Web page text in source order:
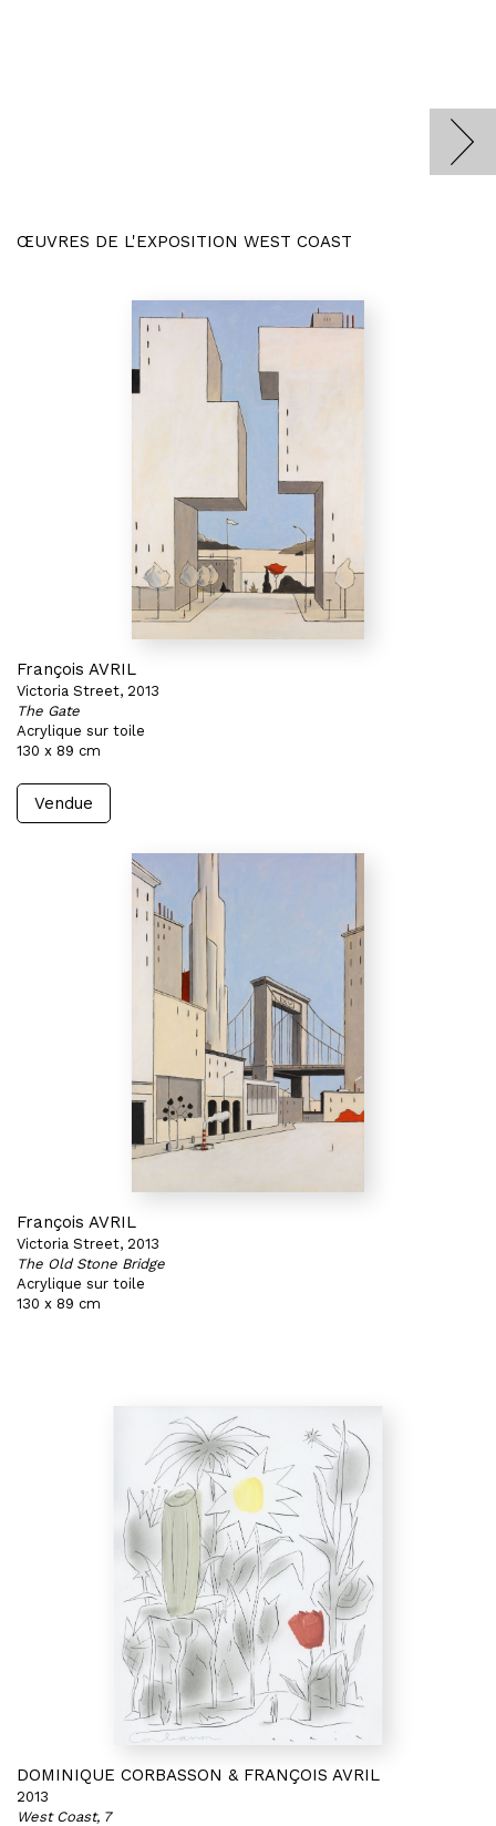
ŒUVRES DE L'EXPOSITION WEST COAST
François AVRIL
Victoria Street, 2013
The Gate
Acrylique sur toile
130 x 89 cm
Vendue
François AVRIL
Victoria Street, 2013
The Old Stone Bridge
Acrylique sur toile
130 x 89 cm
DOMINIQUE CORBASSON & FRANÇOIS AVRIL
2013
West Coast, 7